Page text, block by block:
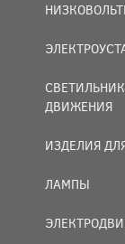
ДВИЖЕНИЯ
ИЗДЕЛИЯ
ЛАМПЫ